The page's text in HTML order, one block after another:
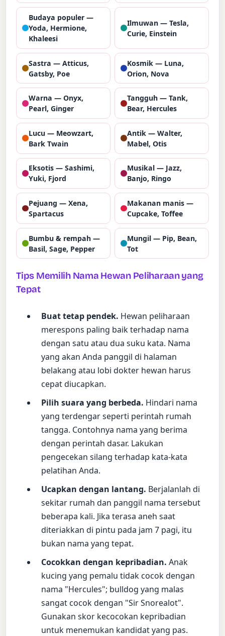
Budaya populer —
Yoda, Hermione,
Khaleesi
Ilmuwan — Tesla,
Curie, Einstein
Sastra — Atticus,
Gatsby, Poe
Kosmik — Luna,
Orion, Nova
Warna — Onyx,
Pearl, Ginger
Tangguh — Tank,
Bear, Hercules
Lucu — Meowzart,
Bark Twain
Antik — Walter,
Mabel, Otis
Eksotis — Sashimi,
Yuki, Fjord
Musikal — Jazz,
Banjo, Ringo
Pejuang — Xena,
Spartacus
Makanan manis —
Cupcake, Toffee
Bumbu & rempah —
Basil, Sage, Pepper
Mungil — Pip, Bean,
Tot
Tips Memilih Nama Hewan Peliharaan yang
Tepat
Buat tetap pendek. Hewan peliharaan
merespons paling baik terhadap nama
dengan satu atau dua suku kata. Nama
yang akan Anda panggil di halaman
belakang atau lobi dokter hewan harus
cepat diucapkan.
Pilih suara yang berbeda. Hindari nama
yang terdengar seperti perintah rumah
tangga. Contohnya nama yang berima
dengan perintah dasar. Lakukan
pengecekan silang terhadap kata-kata
pelatihan Anda.
Ucapkan dengan lantang. Berjalanlah di
sekitar rumah dan panggil nama tersebut
beberapa kali. Jika terasa aneh saat
diteriakkan di pintu pada jam 7 pagi, itu
bukan nama yang tepat.
Cocokkan dengan kepribadian. Anak
kucing yang pemalu tidak cocok dengan
nama "Hercules"; bulldog yang malas
sangat cocok dengan "Sir Snorealot".
Gunakan skor kecocokan kepribadian
untuk menemukan kandidat yang pas.